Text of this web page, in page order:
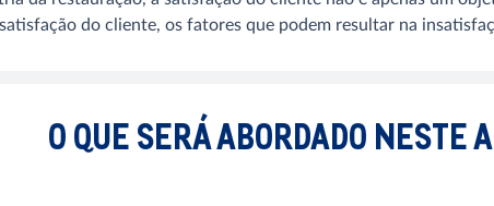
do cliente, os fatores que podem resultar na
O QUE SERÁ ABORDADO NESTE